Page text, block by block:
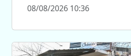
08/08/2026 10:36